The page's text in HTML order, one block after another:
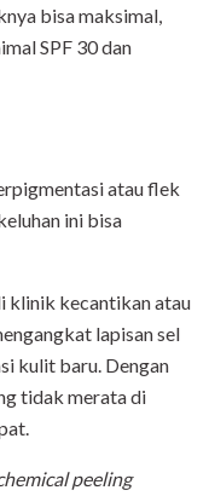
bisa maksimal,
SPF 30 dan
atau flek
ini bisa
klinik kecantikan atau
lapisan sel
kulit baru. Dengan
tidak merata di
peeling